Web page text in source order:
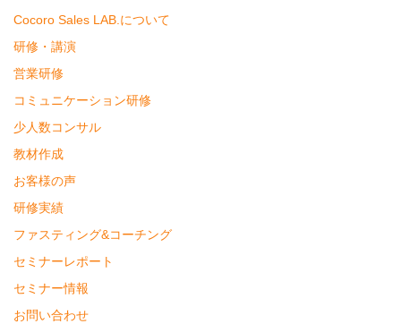
Cocoro Sales LAB.について
研修・講演
営業研修
コミュニケーション研修
少人数コンサル
教材作成
お客様の声
研修実績
ファスティング&コーチング
セミナーレポート
セミナー情報
お問い合わせ